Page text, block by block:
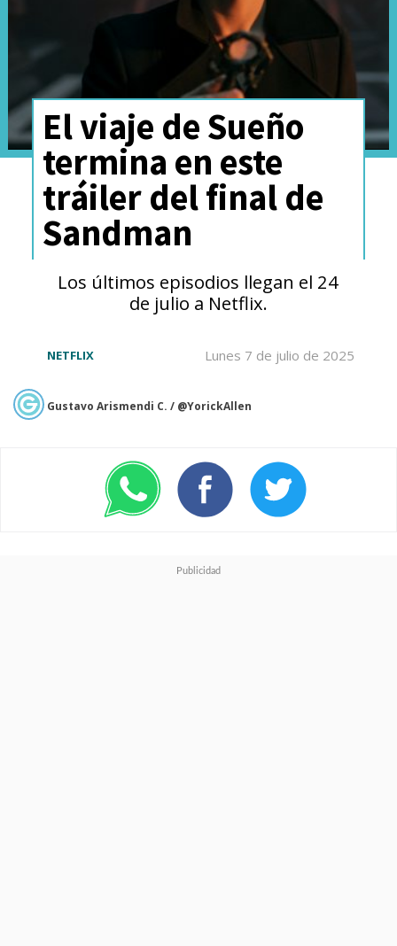
El viaje de Sueño
termina en este
tráiler del final de
Sandman
Los últimos episodios llegan el 24
de julio a Netflix.
Lunes 7 de julio de 2025
NETFLIX
Gustavo Arismendi C. / @YorickAllen